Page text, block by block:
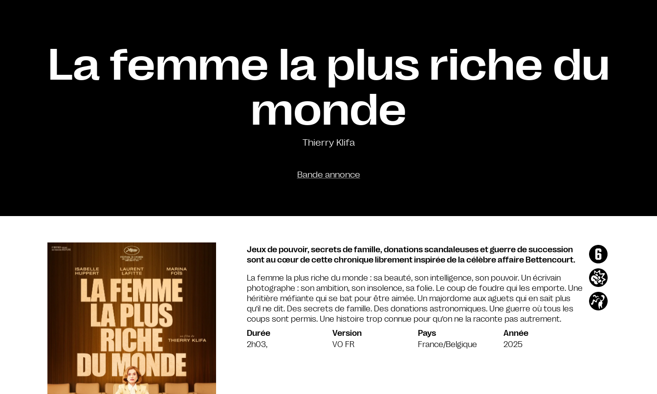
La femme la plus riche du
monde
Thierry Klifa
Bande annonce
Jeux de pouvoir, secrets de famille, donations scandaleuses et guerre de succession
sont au cœur de cette chronique librement inspirée de la célèbre affaire Bettencourt.
La femme la plus riche du monde : sa beauté, son intelligence, son pouvoir. Un écrivain
photographe : son ambition, son insolence, sa folie. Le coup de foudre qui les emporte. Une
héritière méfiante qui se bat pour être aimée. Un majordome aux aguets qui en sait plus
qu’il ne dit. Des secrets de famille. Des donations astronomiques. Une guerre où tous les
coups sont permis. Une histoire trop connue pour qu’on ne la raconte pas autrement.
Durée
2h03,
Version
VO FR
Pays
France/Belgique
Année
2025